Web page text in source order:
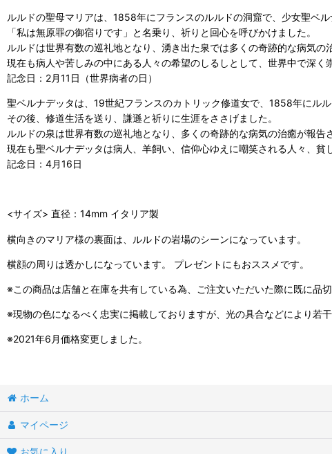
ルルドの聖母マリアは、1858年にフランスのルルドの洞窟で、少女聖ベ
「私は無原罪の御宿りです」と名乗り、祈りと回心を呼びかけました。
ルルドは世界有数の巡礼地となり、湧き出た泉では多くの奇跡的な病気の
現在も病人や苦しみの中にある人々の希望のしるしとして、世界中で深く
記念日：2月11日（世界病者の日）
聖ベルナデッタは、19世紀フランスのカトリック修道女で、1858年にル
その後、修道生活を送り、謙遜と祈りに生涯をささげました。
ルルドの泉は世界有数の巡礼地となり、多くの奇跡的な病気の治癒が報告
現在も聖ベルナデッタは病人、羊飼い、信仰心ゆえに嘲笑される人々、貧
記念日：4月16日
<サイズ> 直径：14mm イタリア製
横向きのマリア様の裏面は、ルルドの岩場のシーンになっています。
横顔の周りは透かしになっています。 プレゼントにもおススメです。
※この商品は店舗と在庫を共有している為、ご注文いただいた際に既に品
※現物の色になるべく忠実に掲載しておりますが、光の具合などにより若
※2021年6月価格変更しました。
ホーム
マイページ
お気に入り